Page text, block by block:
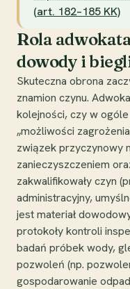
(art. 182–185 KK)
Rola
dowody i
Skuteczna obrona
znamion czynu.
kolejności, czy w
„możliwości
związek przyczynowy
zanieczyszczeniem
zakwalifikowały czyn
administracyjny,
jest materiał
protokoły kontroli
badań próbek wody,
pozwoleń (np.
gospodarowanie